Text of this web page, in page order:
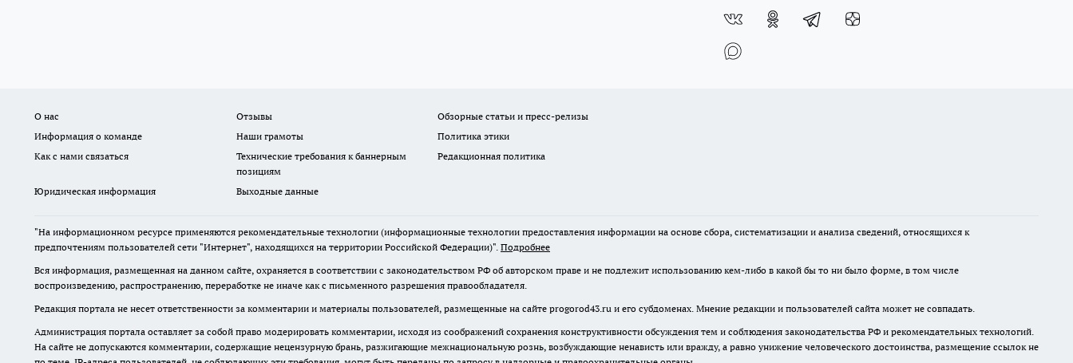
О нас Отзывы
Обзорные статьи и пресс-релизы
Информация о команде
Наши грамоты
Политика этики
Как с нами связаться
Технические требования к баннерным
позициям
Редакционная политика
Юридическая информация Выходные данные
"На информационном ресурсе применяются рекомендательные технологии (информационные технологии предоставления информации на основе сбора, систематизации и анализа сведений, относящихся к
предпочтениям пользователей сети "Интернет", находящихся на территории Российской Федерации)". Подробнее
Вся информация, размещенная на данном сайте, охраняется в соответствии с законодательством РФ об авторском праве и не подлежит использованию кем-либо в какой бы то ни было форме, в том числе
воспроизведению, распространению, переработке не иначе как с письменного разрешения правообладателя.
Редакция портала не несет ответственности за комментарии и материалы пользователей, размещенные на сайте progorod43.ru и его субдоменах. Мнение редакции и пользователей сайта может не совпадать.
Администрация портала оставляет за собой право модерировать комментарии, исходя из соображений сохранения конструктивности обсуждения тем и соблюдения законодательства РФ и рекомендательных технологий.
На сайте не допускаются комментарии, содержащие нецензурную брань, разжигающие межнациональную рознь, возбуждающие ненависть или вражду, а равно унижение человеческого достоинства, размещение ссылок не